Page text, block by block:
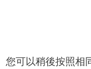
您可以稍後按照相